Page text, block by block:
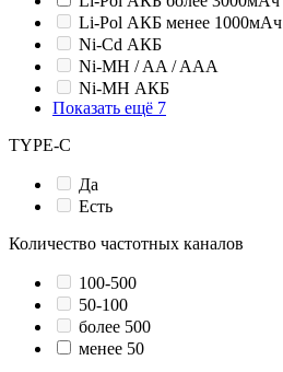
Li-Pol АКБ менее 1000мАч
Ni-Cd АКБ
Ni-MH / AA / AAA
Ni-MH АКБ
Показать ещё 7
TYPE-C
Да
Есть
Количество частотных каналов
100-500
50-100
более 500
менее 50